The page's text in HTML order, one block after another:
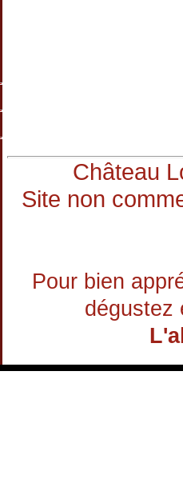
Château
Site non
Pour bien
dégustez